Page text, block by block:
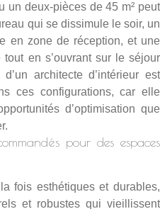
un deux-pièces de 45 m² peut
qui se dissimule le soir, un
en zone de réception, et une
en s’ouvrant sur le séjour
architecte d’intérieur est
ces configurations, car elle
d’optimisation que
pour des espaces
fois esthétiques et durables,
et robustes qui vieillissent